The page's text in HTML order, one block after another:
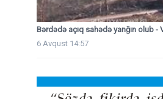
Bərdədə açıq sahədə yanğın olub -
6 Avqust 14:57